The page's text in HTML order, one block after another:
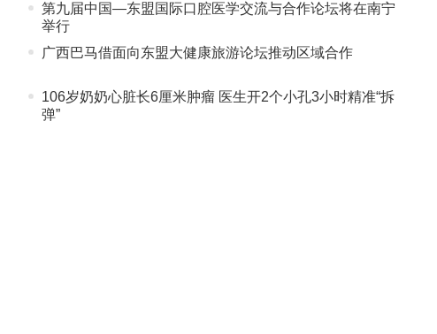
第九届中国—东盟国际口腔医学交流与合作论坛将在南宁
举行
广西巴马借面向东盟大健康旅游论坛推动区域合作
106岁奶奶心脏长6厘米肿瘤 医生开2个小孔3小时精准“拆
弹”